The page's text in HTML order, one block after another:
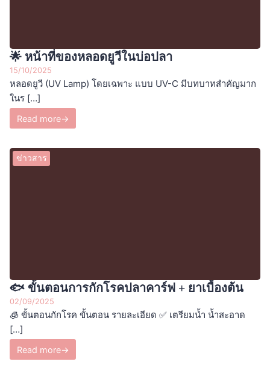
🌟 หน้าที่ของหลอดยูวีในบ่อปลา
15/10/2025
หลอดยูวี (UV Lamp) โดยเฉพาะ แบบ UV-C มีบทบาทสำคัญมาก
ในร […]
Read more→
ข่าวสาร
🐟 ขั้นตอนการกักโรคปลาคาร์ฟ + ยาเบื้องต้น
02/09/2025
🧊 ขั้นตอนกักโรค ขั้นตอน รายละเอียด ✅ เตรียมน้ำ น้ำสะอาด
[…]
Read more→